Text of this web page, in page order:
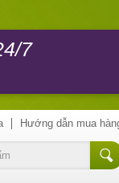
7
Hướng dẫn mua